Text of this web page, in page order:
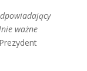
ważne